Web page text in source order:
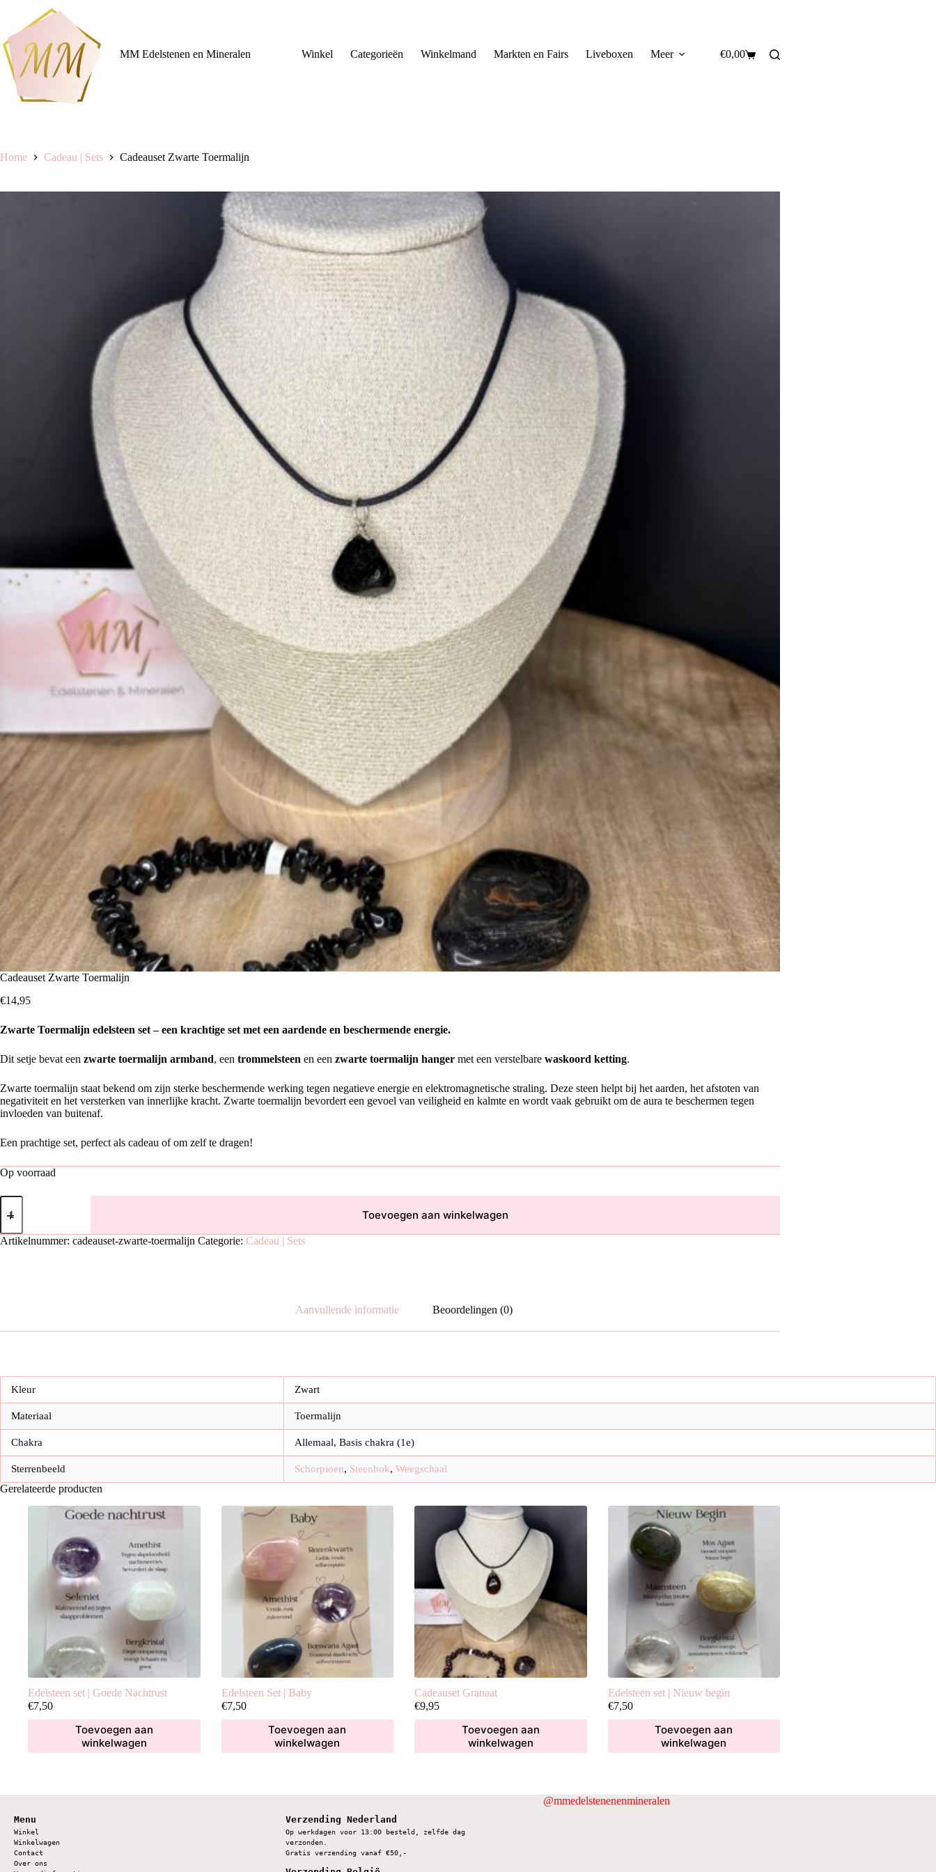
inhoud
MM Edelstenen en Mineralen
Winkel Categorieën Winkelmand Markten en Fairs Liveboxen Meer Winkelwagen
€0,00
Home Cadeau | Sets Cadeauset Zwarte Toermalijn
Cadeauset Zwarte Toermalijn
€14,95
Zwarte Toermalijn edelsteen set – een krachtige set met een aardende en beschermende energie.
Dit setje bevat een zwarte toermalijn armband, een trommelsteen en een zwarte toermalijn hanger met een verstelbare waskoord ketting.
Zwarte toermalijn staat bekend om zijn sterke beschermende werking tegen negatieve energie en elektromagnetische straling. Deze steen helpt bij het aarden, het afstoten van
negativiteit en het versterken van innerlijke kracht. Zwarte toermalijn bevordert een gevoel van veiligheid en kalmte en wordt vaak gebruikt om de aura te beschermen tegen
invloeden van buitenaf.
Een prachtige set, perfect als cadeau of om zelf te dragen!
Op voorraad
Cadeauset
Zwarte
aantal
Toevoegen aan winkelwagen
Artikelnummer: cadeauset-zwarte-toermalijn Categorie: Cadeau | Sets
Aanvullende informatie Beoordelingen (0)
Kleur Zwart
Materiaal Toermalijn
Chakra Allemaal, Basis chakra (1e)
Sterrenbeeld Schorpioen, Steenbok, Weegschaal
Gerelateerde producten
Edelsteen set | Goede Nachtrust
€7,50
Toevoegen aan
winkelwagen
Edelsteen Set | Baby
€7,50
Toevoegen aan
winkelwagen
Cadeauset Granaat
€9,95
Toevoegen aan
winkelwagen
Edelsteen set | Nieuw begin
€7,50
Toevoegen aan
winkelwagen
Menu
Winkel
Winkelwagen
Contact
Over ons
Verzending Nederland
Op werkdagen voor 13:00 besteld, zelfde dag
verzonden.
Gratis verzending vanaf €50,-
@mmedelstenenenmineralen